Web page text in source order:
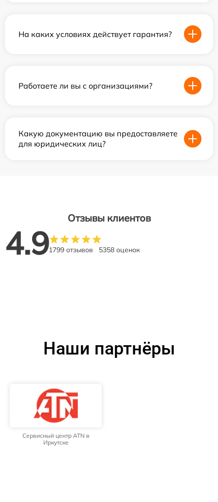
На каких условиях действует гарантия?
Работаете ли вы с организациями?
Какую документацию вы предоставляете
для юридических лиц?
Отзывы клиентов
4.91799 отзывов 5358 оценок
Наши партнёры
Сервисный центр ATN в
Иркутске